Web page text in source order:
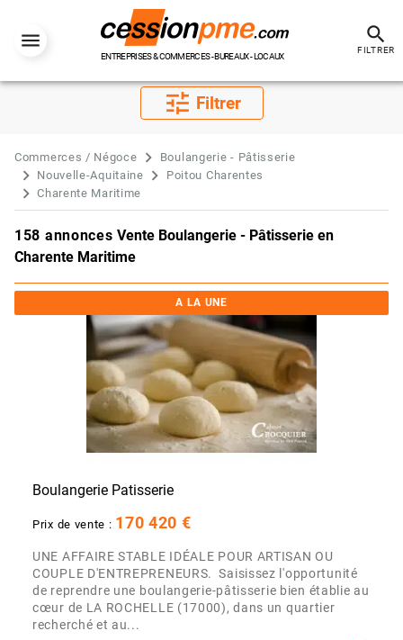
ENTREPRISES & COMMERCES - BUREAUX - LOCAUX
search
FILTRER
tune Filtrer
Commerces / Négoce
Boulangerie - Pâtisserie
Nouvelle-Aquitaine
Poitou Charentes
Charente Maritime
158 annoncesVente Boulangerie - Pâtisserie en
Charente Maritime
A LA UNE
Boulangerie Patisserie
Prix de vente : 170 420 €
UNE AFFAIRE STABLE IDÉALE POUR ARTISAN OU
COUPLE D'ENTREPRENEURS. Saisissez l'opportunité
de reprendre une boulangerie-pâtisserie bien établie au
cœur de LA ROCHELLE (17000), dans un quartier
recherché et au...